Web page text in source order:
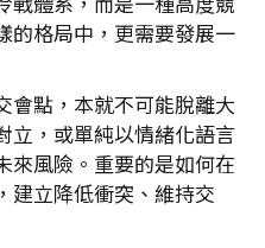
的格局中，更需要發展一
會點，本就不可能脫離大
立，或單純以情緒化語言
來風險。重要的是如何在
建立降低衝突、維持交